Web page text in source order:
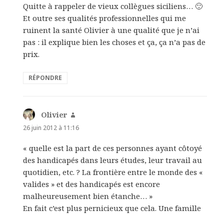
Quitte à rappeler de vieux collègues siciliens… 🙂
Et outre ses qualités professionnelles qui me
ruinent la santé Olivier à une qualité que je n’ai
pas : il explique bien les choses et ça, ça n’a pas de
prix.
RÉPONDRE
Olivier
26 juin 2012 à 11:16
« quelle est la part de ces personnes ayant côtoyé
des handicapés dans leurs études, leur travail au
quotidien, etc. ? La frontière entre le monde des «
valides » et des handicapés est encore
malheureusement bien étanche… »
En fait c’est plus pernicieux que cela. Une famille